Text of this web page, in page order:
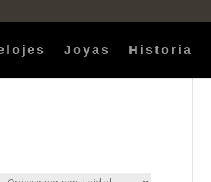
Joyas Historia